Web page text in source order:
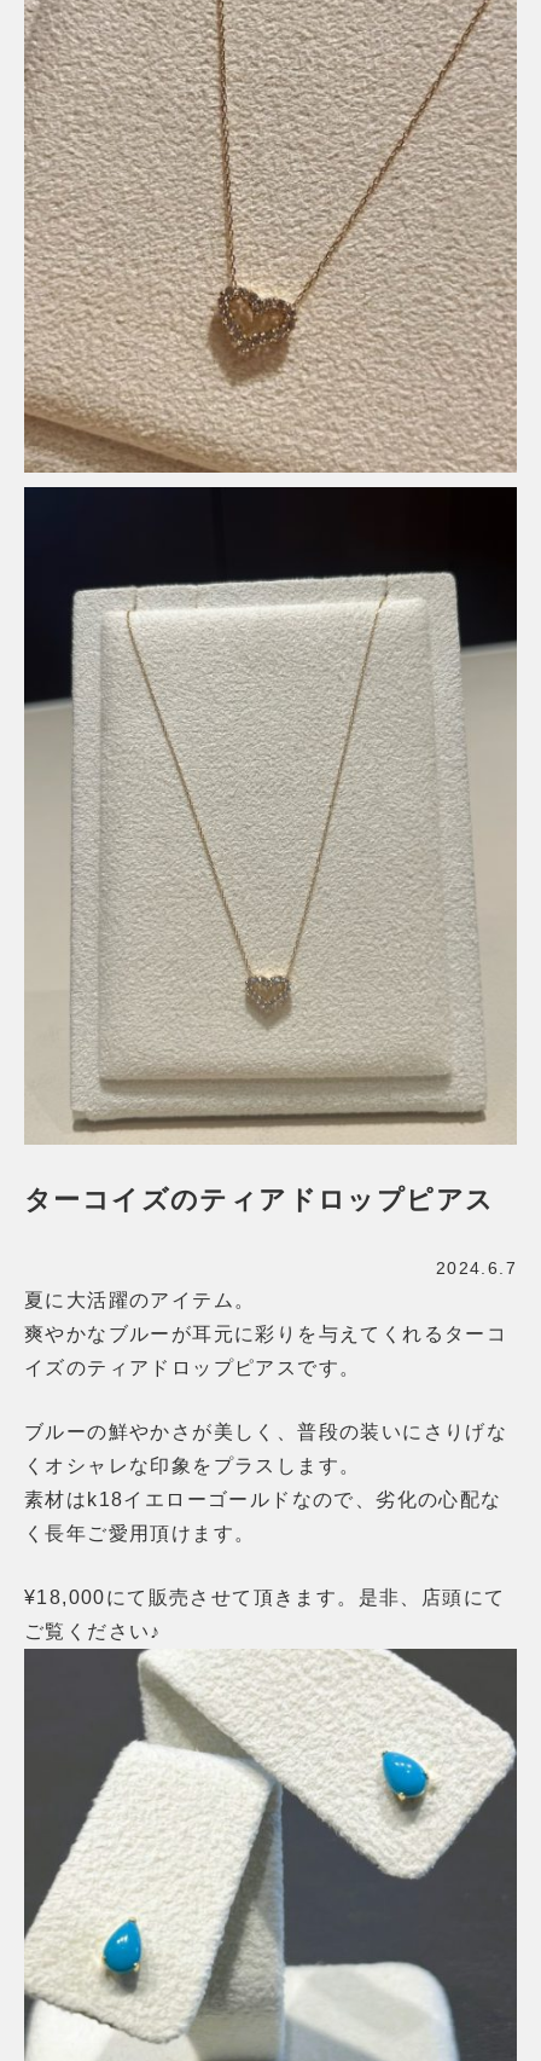
ターコイズのティアドロップピアス
2024.6.7
夏に大活躍のアイテム。
爽やかなブルーが耳元に彩りを与えてくれるターコ
イズのティアドロップピアスです。
ブルーの鮮やかさが美しく、普段の装いにさりげな
くオシャレな印象をプラスします。
素材はk18イエローゴールドなので、劣化の心配な
く長年ご愛用頂けます。
¥18,000にて販売させて頂きます。是非、店頭にて
ご覧ください♪